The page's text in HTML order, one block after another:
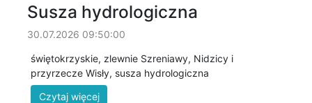
Susza hydrologiczna
30.07.2026 09:50:00
świętokrzyskie, zlewnie Szreniawy, Nidzicy i
przyrzecze Wisły, susza hydrologiczna